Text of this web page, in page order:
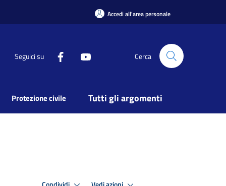
Accedi all'area personale
Seguici su Cerca
Protezione civile Tutti gli argomenti